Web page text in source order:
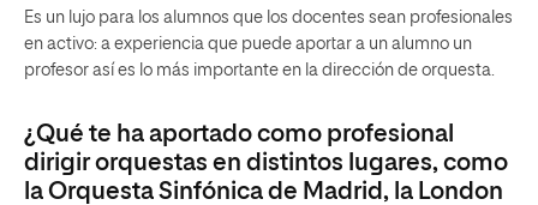
Es un lujo para los alumnos que los docentes sean profesionales
en activo: a experiencia que puede aportar a un alumno un
profesor así es lo más importante en la dirección de orquesta.
¿Qué te ha aportado como profesional
dirigir orquestas en distintos lugares, como
la Orquesta Sinfónica de Madrid, la London